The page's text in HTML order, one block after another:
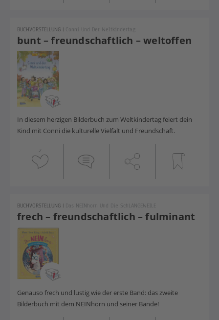
bunt – freundschaftlich – weltoffen
BUCHVORSTELLUNG | Conni Und Der Weltkindertag
In diesem herzigen Bilderbuch zum Weltkindertag feiert dein
Kind mit Conni die kulturelle Vielfalt und Freundschaft.
2
frech – freundschaftlich – fulminant
BUCHVORSTELLUNG | Das NEINhorn Und Die SchLANGEWEILE
Genauso frech und lustig wie der erste Band: das zweite
Bilderbuch mit dem NEINhorn und seiner Bande!